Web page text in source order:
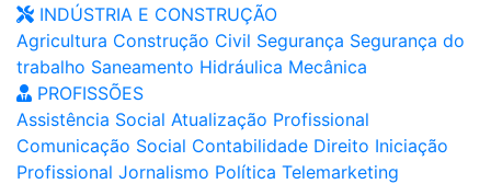
INDÚSTRIA E CONSTRUÇÃO
Agricultura Construção Civil Segurança Segurança do
trabalho Saneamento Hidráulica Mecânica
PROFISSÕES
Assistência Social Atualização Profissional
Comunicação Social Contabilidade Direito Iniciação
Profissional Jornalismo Política Telemarketing